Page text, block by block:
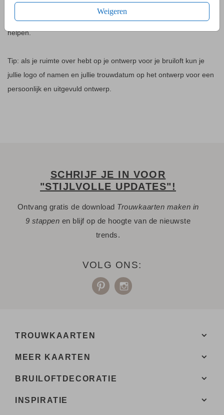
Weigeren
moeilijk zijn om dit op het juiste moment te bestellen. Hierom
hebben wij een calculator gemaakt die je hier perfect bij kan
helpen.
Tip: als je ruimte over hebt op je ontwerp voor je bruiloft kun je
jullie logo of namen en jullie trouwdatum op het ontwerp voor een
persoonlijk en uitgevuld ontwerp.
SCHRIJF JE IN VOOR
"STIJLVOLLE UPDATES"!
Ontvang gratis de download Trouwkaarten maken in
9 stappen en blijf op de hoogte van de nieuwste
trends.
VOLG ONS:
TROUWKAARTEN
MEER KAARTEN
BRUILOFTDECORATIE
INSPIRATIE